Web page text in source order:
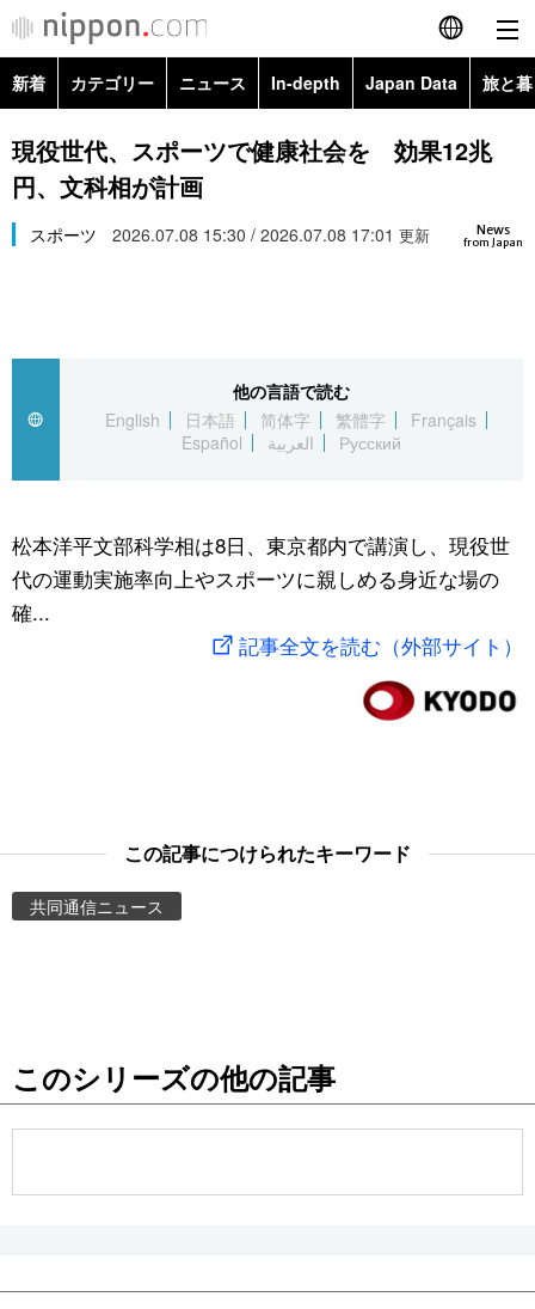
English
简体字
Русский
カテゴリー
経済・ビジネス
国際
文化
トップ
アーカイブ
In-depth
Japan Data
動画/Live
People
新着 カテゴリー ニュース In-depth Japan Data 旅と
政治・外交
経済・ビジネス
スポーツ・東京2020
Topics
現役世代、スポーツで健康社会を 効果12兆
円、文科相が計画
News
from Japan
スポーツ 2026.07.08 15:30 / 2026.07.08 17:01 更新
他の言語で読む
English
日本語 简体字 繁體字
Français
Español
العربية Русский
松本洋平文部科学相は8日、東京都内で講演し、現役世
代の運動実施率向上やスポーツに親しめる身近な場の
確...
記事全文を読む（外部サイト）
この記事につけられたキーワード
共同通信ニュース
このシリーズの他の記事